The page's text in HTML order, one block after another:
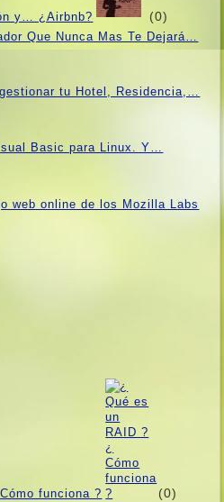
y… ¿Airbnb? (0)
Que Nunca Mas Te Dejará…
tu Hotel, Residencia,…
Basic para Linux. Y…
web online de los Mozilla Labs
funciona ? (0)